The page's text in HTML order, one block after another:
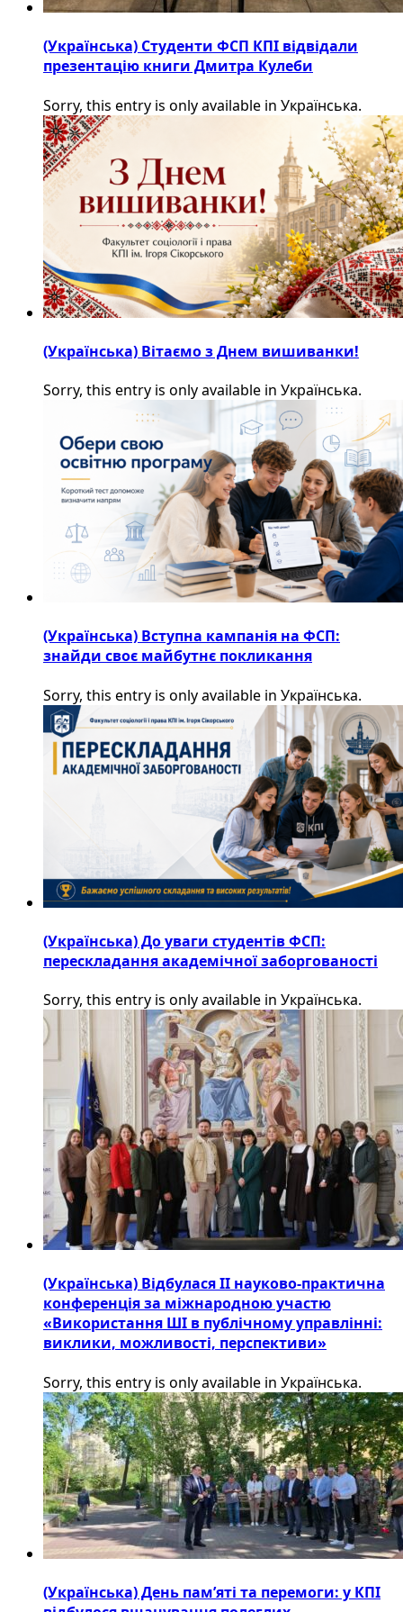
(Українська) Студенти ФСП КПІ відвідали
презентацію книги Дмитра Кулеби
Sorry, this entry is only available in Українська.
(Українська) Вітаємо з Днем вишиванки!
Sorry, this entry is only available in Українська.
(Українська) Вступна кампанія на ФСП:
знайди своє майбутнє покликання
Sorry, this entry is only available in Українська.
(Українська) До уваги студентів ФСП:
перескладання академічної заборгованості
Sorry, this entry is only available in Українська.
(Українська) Відбулася ІІ науково-практична
конференція за міжнародною участю
«Використання ШІ в публічному управлінні:
виклики, можливості, перспективи»
Sorry, this entry is only available in Українська.
(Українська) День пам’яті та перемоги: у КПІ